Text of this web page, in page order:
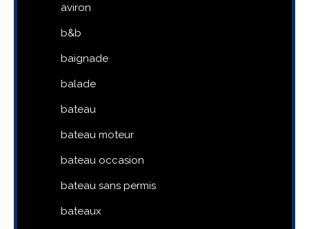
aviron
b&b
baignade
balade
bateau
bateau moteur
bateau occasion
bateau sans permis
bateaux